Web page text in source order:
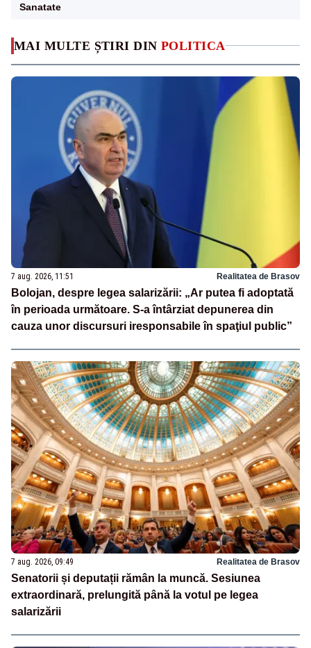
MAI MULTE ȘTIRI DIN POLITICA
7 aug. 2026, 11:51 Realitatea de Brasov
Bolojan, despre legea salarizării: „Ar putea fi adoptată
în perioada următoare. S-a întârziat depunerea din
cauza unor discursuri iresponsabile în spaţiul public”
7 aug. 2026, 09:49 Realitatea de Brasov
Senatorii și deputații rămân la muncă. Sesiunea
extraordinară, prelungită până la votul pe legea
salarizării
Sanatate